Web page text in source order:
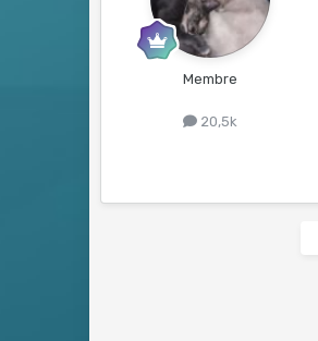
Membre
20,5k